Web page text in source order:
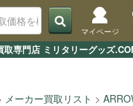
専門店 ミリタリーグッズ
マイページ
メーカー買取リスト